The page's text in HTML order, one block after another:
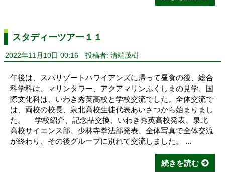
スタディーツアー１１
2022年11月10日 00:16 投稿者: 溝端茂樹
午後は、スパリゾートハワイアンズに帰って昼食の後、総合
科学科は、マリンタワー、アクアマリンふくしまの見学、国
際文化科は、いわき秀英高校と学校交流でした。全体交流で
は、両校の校長、泉北高校生徒代表あいさつから始まりまし
た。 学校紹介、記念品交換、いわき秀英高校発表、泉北
高校サイエンス部、少林寺拳法部発表、全体写真で全体交流
が終わり、その後グループに別れて交流しました。 ...
続きを読む